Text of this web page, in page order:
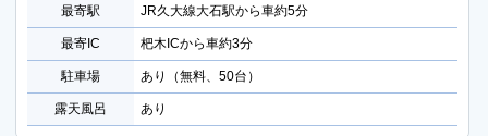
最寄駅 JR久大線大石駅から車約5分
最寄IC 杷木ICから車約3分
駐車場 あり（無料、50台）
露天風呂 あり